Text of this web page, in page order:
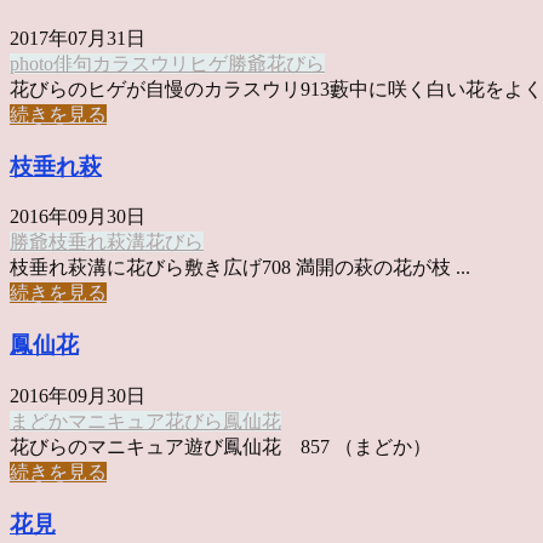
2017年07月31日
photo俳句カラスウリ ヒゲ勝爺花びら
花びらのヒゲが自慢のカラスウリ913藪中に咲く白い花をよ
続きを見る
枝垂れ萩
2016年09月30日
勝爺枝垂れ萩溝花びら
枝垂れ萩溝に花びら敷き広げ708 満開の萩の花が枝 ...
続きを見る
鳳仙花
2016年09月30日
まどかマニキュア花びら 鳳仙花
花びらのマニキュア遊び鳳仙花 857 （まどか）
続きを見る
花見